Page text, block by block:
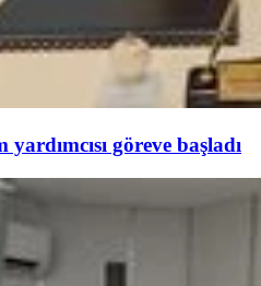
göreve başladı